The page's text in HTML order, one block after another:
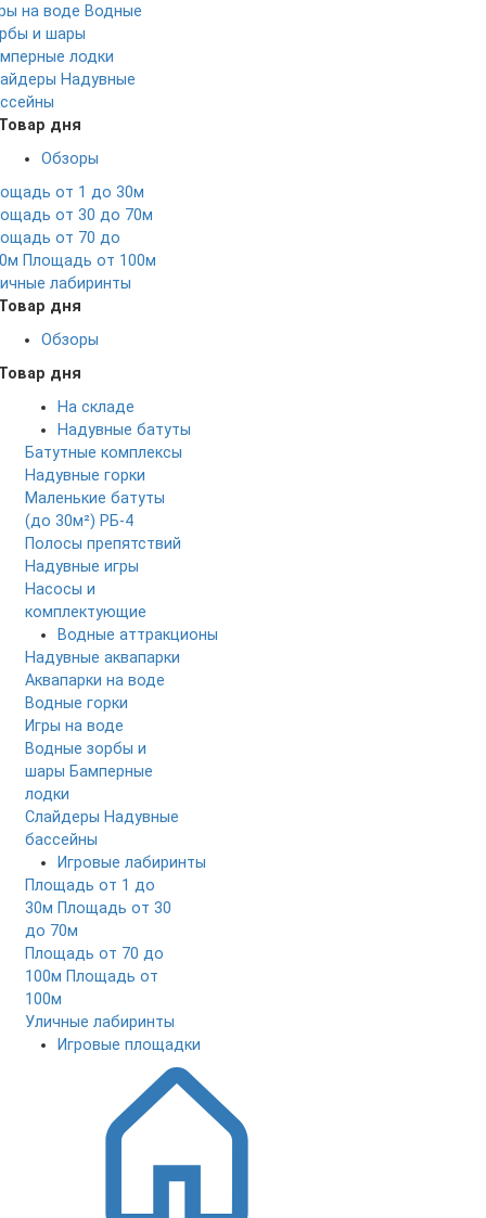
на воде Водные
и шары
лодки
Надувные
дня
Обзоры
от 1 до 30м
от 30 до 70м
от 70 до
Площадь от 100м
лабиринты
дня
Обзоры
дня
На складе
Надувные батуты
Батутные комплексы
Надувные горки
Маленькие батуты
(до 30м²) РБ-4
Полосы препятствий
Надувные игры
Насосы и
комплектующие
Водные аттракционы
Надувные аквапарки
Аквапарки на воде
Водные горки
Игры на воде
Водные зорбы и
шары Бамперные
лодки
Слайдеры Надувные
бассейны
Игровые лабиринты
Площадь от 1 до
30м Площадь от 30
до 70м
Площадь от 70 до
100м Площадь от
100м
Уличные лабиринты
Игровые площадки